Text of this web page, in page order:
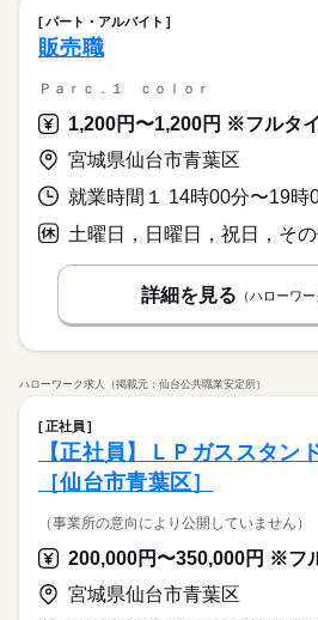
パート・アルバイト
販売職
Ｐａｒｃ．１ ｃｏｌｏｒ
宮城県仙台市青葉区
就業時間１ 14時00分〜19時
土曜日，日曜日，祝日，そ
詳細を見る （ハローワ
ハローワーク求人（掲載元：仙台公共職業安定所）
正社員
【正社員】ＬＰガススタン
［仙台市青葉区］
（事業所の意向により公開していません）
宮城県仙台市青葉区